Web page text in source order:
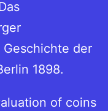
der
1898.
of coins